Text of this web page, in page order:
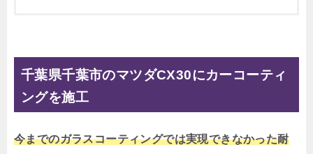
千葉県千葉市のマツダCX30にカーコーティ
ングを施工
今までのガラスコーティングでは実現できなかった耐